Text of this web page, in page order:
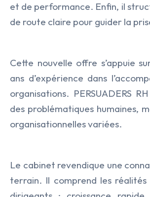
et de performance. Enfin, il
de route claire pour guider la
Cette nouvelle offre s’appuie
ans d’expérience dans
organisations. PERSUADERS
des problématiques humaines,
organisationnelles variées.
Le cabinet revendique une
terrain. Il comprend les réalités